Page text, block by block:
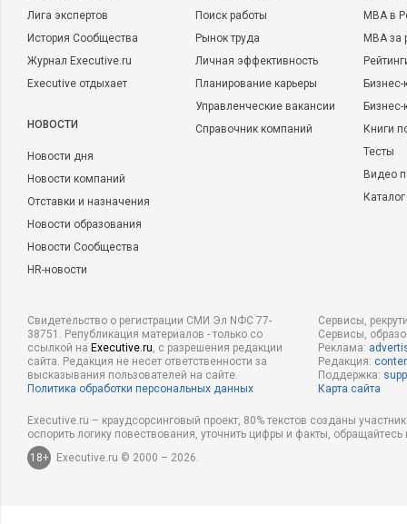
Лига экспертов
История Сообщества
Журнал Executive.ru
Executive отдыхает
НОВОСТИ
Новости дня
Новости компаний
Отставки и назначения
Новости образования
Новости Сообщества
HR-новости
Поиск работы
Рынок труда
Личная эффективность
Планирование карьеры
Управленческие вакансии
Справочник компаний
MBA в
MBA
Бизнес-
Книги
Тесты
Видео
Свидетельство о регистрации СМИ Эл NФС 77-
38751. Републикация материалов - только со
ссылкой на Executive.ru, с разрешения редакции
сайта. Редакция не несет ответственности за
высказывания пользователей на сайте.
Политика обработки персональных данных
Сервисы,
Сервисы,
Реклама:
Редакция:
Поддержка:
Карта сайта
Executive.ru – краудсорсинговый проект, 80% текстов созданы
оспорить логику повествования, уточнить цифры и факты,
18+
Executive.ru © 2000 – 2026.